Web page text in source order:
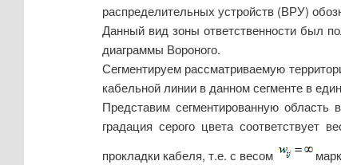
распределительных устройств (ВРУ)
Данный вид зоны ответственности был
диаграммы Вороного.
Сегментируем рассматриваемую
кабельной линии в данном сегменте в
Представим сегментированную
градация серого цвета соответствует
прокладки кабеля, т.е. с весом